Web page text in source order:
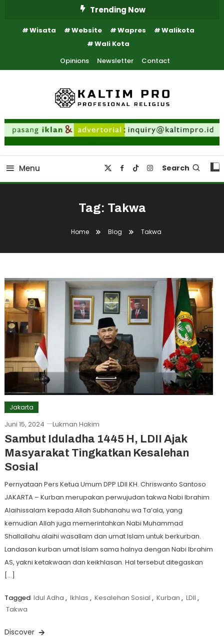
Content
Trending Now
Wisata Website Wapres
Walikota
Wali Kota
Opinions
Newsletter Contact
Kaltim Pro
Kaltim Profesional Religius
Menu Search
Tag: Takwa
Home Blog Takwa
Jakarta
Juni 15, 2024 Lukman Hakim
Sambut Iduladha 1445 H, LDII Ajak
Masyarakat Tingkatkan Kesalehan
Sosial
Pernyataan Pers Ketua Umum DPP LDII KH. Chriswanto Santoso
JAKARTA – Kurban merupakan perwujudan takwa Nabi Ibrahim
Alaihissalam kepada Allah Subhanahu wa Ta’ala, yang
kemudian Allah juga memerintahkan Nabi Muhammad
Shallallahu alaihi wasallam dan umat Islam untuk berkurban.
Landasan kurban umat Islam sama halnya dengan Nabi Ibrahim
AS, yakni ketakwaan dan keikhlasan. Hal tersebut ditegaskan
[…]
Tagged Idul Adha , Ikhlas , Kesalehan Sosial , Kurban , LDII ,
Takwa
Discover